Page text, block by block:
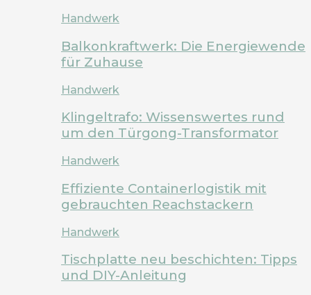
Handwerk
Balkonkraftwerk: Die Energiewende
für Zuhause
Handwerk
Klingeltrafo: Wissenswertes rund
um den Türgong-Transformator
Handwerk
Effiziente Containerlogistik mit
gebrauchten Reachstackern
Handwerk
Tischplatte neu beschichten: Tipps
und DIY-Anleitung